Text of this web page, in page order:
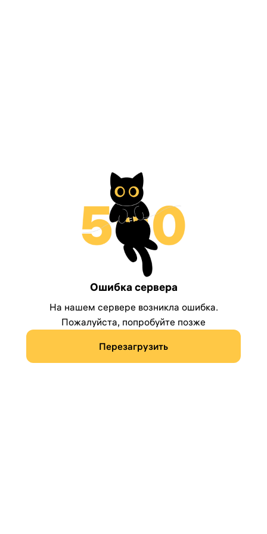
Ошибка сервера
На нашем сервере возникла ошибка.
Пожалуйста, попробуйте позже
Перезагрузить